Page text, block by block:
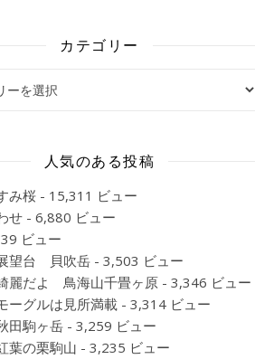
カテゴリー
人気のある投稿
み桜 - 15,311 ビュー
せ - 6,880 ビュー
ビュー
望台 貝吹岳 - 3,503 ビュー
麗だよ 鳥海山千畳ヶ原 - 3,346 ビュー
ーグルは見所満載 - 3,314 ビュー
田駒ヶ岳 - 3,259 ビュー
葉の栗駒山 - 3,235 ビュー